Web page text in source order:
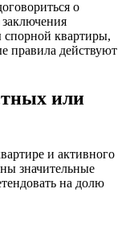
о
спорной квартиры,
правила действуют
или
и активного
значительные
на долю